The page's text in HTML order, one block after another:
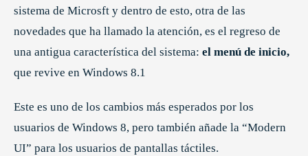
sistema de Microsft y dentro de esto, otra de las
novedades que ha llamado la atención, es el regreso de
una antigua característica del sistema: el menú de inicio,
que revive en Windows 8.1
Este es uno de los cambios más esperados por los
usuarios de Windows 8, pero también añade la “Modern
UI” para los usuarios de pantallas táctiles.